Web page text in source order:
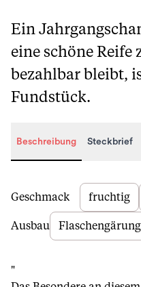
Ein
eine schöne Reife
bezahlbar bleibt,
Fundstück.
Beschreibung Steckbrief
Beschreibung
Geschmack fruchtig
Ausbau Flaschengärung
"